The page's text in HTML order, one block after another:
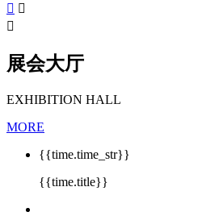
 

展会大厅
EXHIBITION HALL
MORE
{{time.time_str}}
{{time.title}}